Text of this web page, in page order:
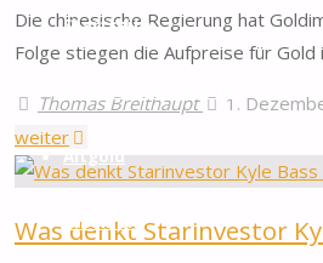
Inhalt
Startseite
Altgold
Anleihen
Die chinesische Regierung hat
Folge stiegen die Aufpreise für Gold
Thomas Breithaupt 1.
weiter"Chinas
Regierung
Goldimporte
Was denkt Starinvestor